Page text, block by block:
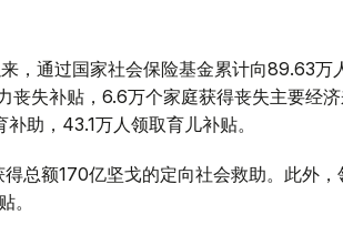
，通过国家社会保险基金累计向89.63万
丧失补贴，6.6万个家庭获得丧失主要经
助，43.1万人领取育儿补贴。
总额170亿坚戈的定向社会救助。此外，
。